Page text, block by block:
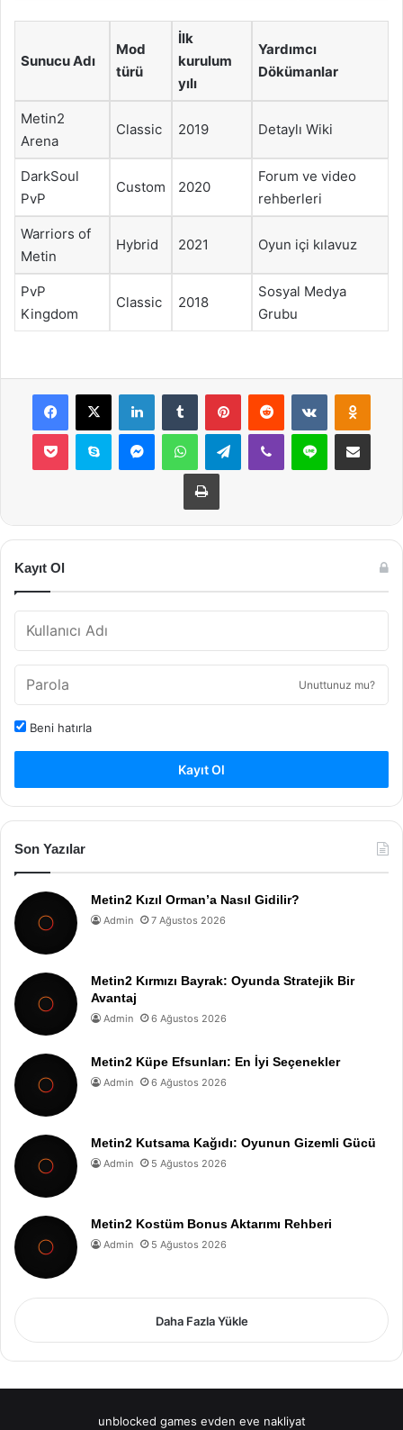
Sunucu Adı
Mod
türü
İlk
kurulum
yılı
Yardımcı
Dökümanlar
Metin2
Arena
Classic 2019 Detaylı Wiki
DarkSoul
PvP
Custom 2020
Forum ve video
rehberleri
Warriors of
Metin
Hybrid 2021 Oyun içi kılavuz
PvP
Kingdom
Classic 2018
Sosyal Medya
Grubu
Facebook
X LinkedInTumblr PinterestReddit VKontakte
Pocket Skype MessengerWhatsAppTelegramViber Line E-Posta ile
Yazdır
Kayıt Ol
Unuttunuz mu?
Beni hatırla
Kayıt Ol
Son Yazılar
Metin2 Kızıl Orman’a Nasıl Gidilir?
Admin 7 Ağustos 2026
Metin2 Kırmızı Bayrak: Oyunda Stratejik Bir
Avantaj
Admin 6 Ağustos 2026
Metin2 Küpe Efsunları: En İyi Seçenekler
Admin 6 Ağustos 2026
Metin2 Kutsama Kağıdı: Oyunun Gizemli Gücü
Admin 5 Ağustos 2026
Metin2 Kostüm Bonus Aktarımı Rehberi
Admin 5 Ağustos 2026
Daha Fazla Yükle
unblocked games evden eve nakliyat